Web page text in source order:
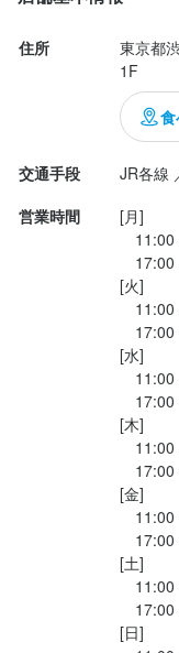
マグロ、サーモンなど
ローストビーフなどの
ランチも混み合って
おすすめ◎
その他の投稿はこちら
▶︎▷@kgu.rume
住所☞ 〒150-0031
東京都渋谷区桜丘町１
営業時間☞11:00-16:00
17:00-22:30
#東京グルメ#渋谷グル
住所
東京都
1F
食
交通手段
JR各線
営業時間
[月]
11:00
17:00
[火]
11:00
17:00
[水]
11:00
17:00
[木]
11:00
17:00
[金]
11:00
17:00
[土]
11:00
17:00
[日]
求める人物像
・美味しい料理で人を
・好奇心を持って仕事
・誠実に仕事に取り組
・チームで仕事する
選考の流れ
店舗にて面接(30分程
面接時間はご希望の
お店の採用担
まずは一度面接にて
ご応募を心よりお待ち
海鮮居酒屋 魚秀 渋谷
求める人物像
・美味しい料理で人を
・好奇心を持って仕事
・誠実に仕事に取り組
・チームで仕事する
選考の流れ
店舗にて面接(30分程
面接時間はご希望の
お店の採用担
まずは一度面接にて
ご応募を心よりお待ち
海鮮居酒屋 魚秀 渋谷